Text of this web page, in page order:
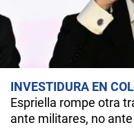
INVESTIDURA EN
Espriella rompe otra
ante militares, no